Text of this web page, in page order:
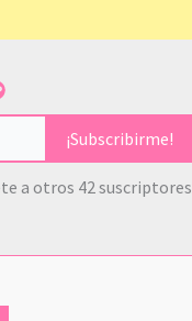
¡Subscribirme!
a otros 42 suscriptores